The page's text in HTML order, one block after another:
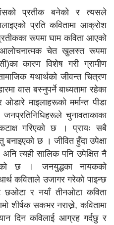
प्रतीक बनेको र त्यसले
प्रति कवितामा आक्रोश
रूपमा घाम कविता आएको
चेत खुलस्त रूपमा
कारण विशेष गरी ग्रामीण
यथार्थको जीवन्त चित्रण
वास बस्नुपर्ने बाध्यतामा रहेका
माइलाहरूको मर्मान्त पीडा
चुनावताकाका
कटाक्ष गरिएको छ । प्रायः सबै
बनाइएको छ । जीवित हुँदा उपेक्षा
अनि त्यही सालिक पनि उपेक्षित नै
छ । जनयुद्धका नायकको
कविताले उजागर गरेको पाइन्छ
छओटा र नयाँ तीनओटा कविता
शीर्षक सकभर नराख्ने, कवितामा
दिन कविलाई आग्रह गर्दछु र